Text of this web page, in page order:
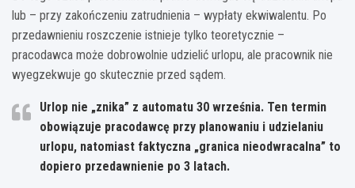
lub – przy zakończeniu zatrudnienia – wypłaty ekwiwalentu. Po
przedawnieniu roszczenie istnieje tylko teoretycznie –
pracodawca może dobrowolnie udzielić urlopu, ale pracownik nie
wyegzekwuje go skutecznie przed sądem.
Urlop nie „znika” z automatu 30 września. Ten termin
obowiązuje pracodawcę przy planowaniu i udzielaniu
urlopu, natomiast faktyczna „granica nieodwracalna” to
dopiero przedawnienie po 3 latach.